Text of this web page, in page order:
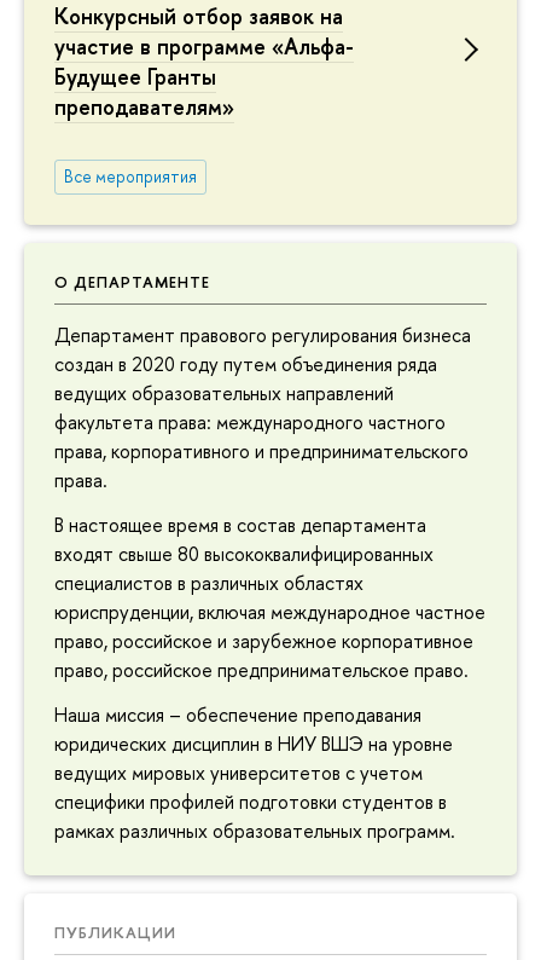
Конкурсный отбор заявок на
участие в программе «Альфа-
Будущее Гранты
преподавателям»
Все мероприятия
О ДЕПАРТАМЕНТЕ
Департамент правового регулирования бизнеса
создан в 2020 году путем объединения ряда
ведущих образовательных направлений
факультета права: международного частного
права, корпоративного и предпринимательского
права.
В настоящее время в состав департамента
входят свыше 80 высококвалифицированных
специалистов в различных областях
юриспруденции, включая международное частное
право, российское и зарубежное корпоративное
право, российское предпринимательское право.
Наша миссия – обеспечение преподавания
юридических дисциплин в НИУ ВШЭ на уровне
ведущих мировых университетов с учетом
специфики профилей подготовки студентов в
рамках различных образовательных программ.
ПУБЛИКАЦИИ